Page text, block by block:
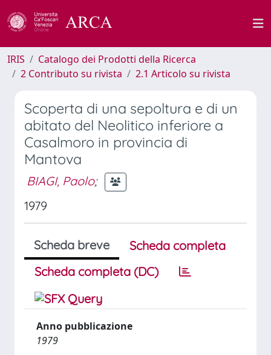
IRIS
Catalogo dei Prodotti della Ricerca
2 Contributo su rivista
2.1 Articolo su rivista
Scoperta di una sepoltura e di un
abitato del Neolitico inferiore a
Casalmoro in provincia di
Mantova
BIAGI, Paolo;
1979
Scheda breve
Scheda completa
Scheda completa (DC)
Anno pubblicazione
1979